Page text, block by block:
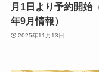
月1日より予約開始
年9月情報）
2025年11月13日